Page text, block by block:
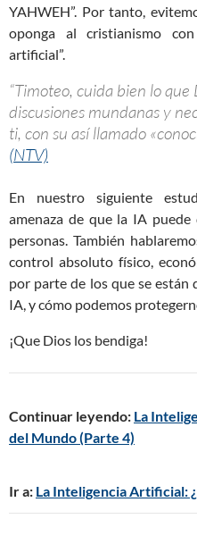
YAHWEH”. Por tanto,
oponga al cristianismo
artificial”.
“Timoteo, cuida bien lo
discusiones mundanas y
ti, con su así llamado
(NTV)
En nuestro siguiente
amenaza de que la IA
personas. También
control absoluto físico,
por parte de los que se están
IA, y cómo podemos
¡Que Dios los bendiga!
Continuar leyendo: La
del Mundo (Parte 4)
Ir a: La Inteligencia Artificial: